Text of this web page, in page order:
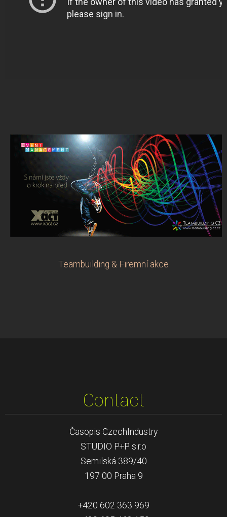
Teambuilding & Firemní akce
Contact
Časopis CzechIndustry
STUDIO P+P s.r.o
Semilská 389/40
197 00 Praha 9
+420 602 363 969